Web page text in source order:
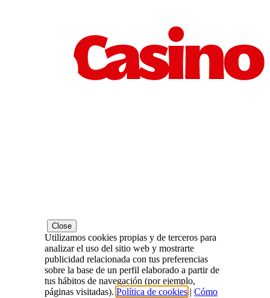
Close
Utilizamos cookies propias y de terceros para
analizar el uso del sitio web y mostrarte
publicidad relacionada con tus preferencias
sobre la base de un perfil elaborado a partir de
tus hábitos de navegación (por ejemplo,
páginas visitadas). Política de cookies | Cómo